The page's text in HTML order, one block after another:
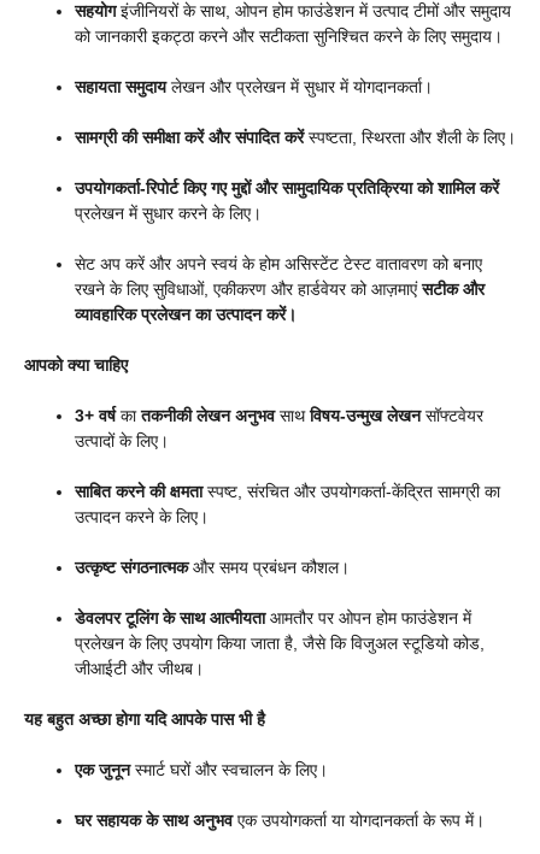
सहयोगइंजीनियरों के साथ, ओपन होम फाउंडेशन में उत्पाद टीमों और समुदाय
को जानकारी इकट्ठा करने और सटीकता सुनिश्चित करने के लिए समुदाय।
सहायता समुदायलेखन और प्रलेखन में सुधार में योगदानकर्ता।
सामग्री की समीक्षा करें और संपादित करेंस्पष्टता, स्थिरता और शैली के लिए।
उपयोगकर्ता-रिपोर्ट किए गए मुद्दों और सामुदायिक प्रतिक्रिया को शामिल करें
प्रलेखन में सुधार करने के लिए।
सेट अप करें और अपने स्वयं के होम असिस्टेंट टेस्ट वातावरण को बनाए
रखने के लिए सुविधाओं, एकीकरण और हार्डवेयर को आज़माएंसटीक और
व्यावहारिक प्रलेखन का उत्पादन करें।
आपको क्या चाहिए
3+ वर्षकातकनीकी लेखन अनुभवसाथविषय-उन्मुख लेखनसॉफ्टवेयर
उत्पादों के लिए।
साबित करने की क्षमतास्पष्ट, संरचित और उपयोगकर्ता-केंद्रित सामग्री का
उत्पादन करने के लिए।
उत्कृष्ट संगठनात्मकऔर समय प्रबंधन कौशल।
डेवलपर टूलिंग के साथ आत्मीयताआमतौर पर ओपन होम फाउंडेशन में
प्रलेखन के लिए उपयोग किया जाता है, जैसे कि विजुअल स्टूडियो कोड,
जीआईटी और जीथब।
यह बहुत अच्छा होगा यदि आपके पास भी है
एक जुनूनस्मार्ट घरों और स्वचालन के लिए।
घर सहायक के साथ अनुभवएक उपयोगकर्ता या योगदानकर्ता के रूप में।